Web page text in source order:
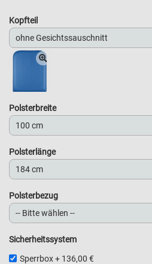
Kopfteil
Polsterbreite
Polsterlänge
Polsterbezug
Sicherheitssystem
Sperrbox+ 136,00 €